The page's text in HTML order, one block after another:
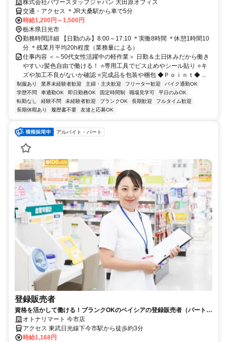
株式会社パワースタッフジャパン 大田原オフィス
交通・アクセス ＊JR大桑駅から車で5分
時給1,200円～1,500円
栃木県日光市
勤務時間詳細 【日勤のみ】8:00～17:10 ＊実働8時間 ＊休憩1時間10
分 ＊残業月平均20h程度（業務量による）
仕事内容 ＜～50代女性活躍中の軽作業＞ 日勤＆土日休みだから働き
やすい♪髪色自由で働ける！ ⭐専用工具でビス止めやシール貼り ⭐キ
ズや加工不良がないか確認 ⭐完成品を包装や梱包 ◆Ｐｏｉｎｔ◆ ...
制服あり 業界未経験者歓迎 主婦・主夫歓迎 フリーター歓迎
バイク通勤OK
学歴不問
車通勤OK 即日勤務OK 固定時間制 職場見学可
平日のみOK
転勤なし
経験不問 未経験者歓迎 ブランクOK 長期歓迎
フルタイム歓迎
長期休暇あり
履歴書不要 友達と応募OK
アルバイト・パート
登録販売者
資格を活かして働ける！ブランクOKのベイシアの登録販売者（パート）
求人オトナリマート 今市店
アクセス 東武日光線下今市駅から徒歩約3分
時給1,168円